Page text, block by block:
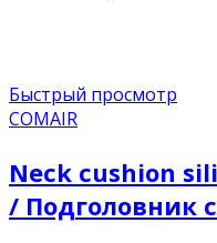
Быстрый просмотр
COMAIR
Neck cushion
/ Подголовник